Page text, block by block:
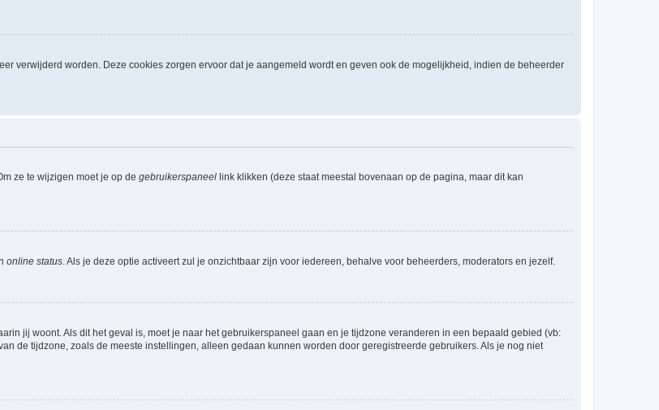
verwijderd worden. Deze cookies zorgen ervoor dat je aangemeld wordt en geven ook de mogelijkheid, indien de beheerder
ze te wijzigen moet je op de gebruikerspaneel link klikken (deze staat meestal bovenaan op de pagina, maar dit kan
online status . Als je deze optie activeert zul je onzichtbaar zijn voor iedereen, behalve voor beheerders, moderators en jezelf.
jij woont. Als dit het geval is, moet je naar het gebruikerspaneel gaan en je tijdzone veranderen in een bepaald gebied (vb:
de tijdzone, zoals de meeste instellingen, alleen gedaan kunnen worden door geregistreerde gebruikers. Als je nog niet